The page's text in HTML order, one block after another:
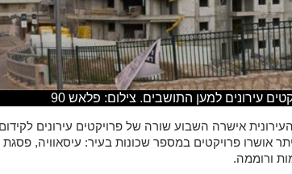
עירונים למען התושבים. צילום: פלאש 90
אישרה השבוע שורה של פרויקטים עירונים
אושרו פרויקטים במספר שכונות בעיר: עיסאוויה, פסגת
ורוממה.